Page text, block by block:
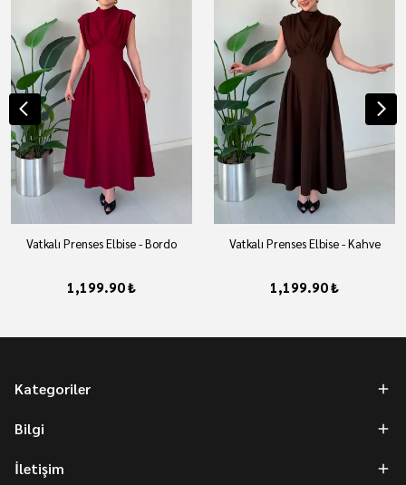
Vatkalı Prenses Elbise - Bordo
1,199.90 ₺
Vatkalı Prenses Elbise - Kahve
1,199.90 ₺
Kategoriler
Bilgi
İletişim